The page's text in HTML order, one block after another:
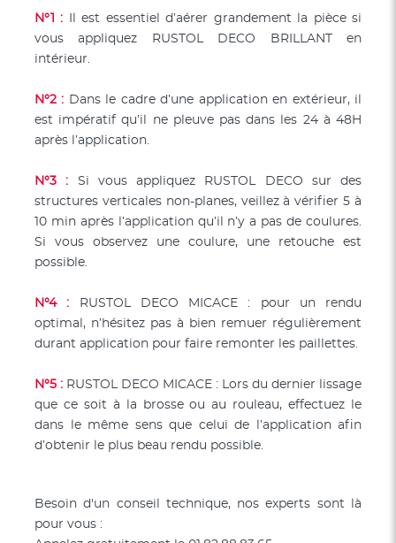
N°1 : Il est essentiel d’aérer grandement la pièce si
vous appliquez RUSTOL DECO BRILLANT en
intérieur.
N°2 : Dans le cadre d’une application en extérieur, il
est impératif qu’il ne pleuve pas dans les 24 à 48H
après l’application.
N°3 : Si vous appliquez RUSTOL DECO sur des
structures verticales non-planes, veillez à vérifier 5 à
10 min après l’application qu’il n’y a pas de coulures.
Si vous observez une coulure, une retouche est
possible.
N°4 : RUSTOL DECO MICACE : pour un rendu
optimal, n’hésitez pas à bien remuer régulièrement
durant application pour faire remonter les paillettes.
N°5 : RUSTOL DECO MICACE : Lors du dernier lissage
que ce soit à la brosse ou au rouleau, effectuez le
dans le même sens que celui de l’application afin
d’obtenir le plus beau rendu possible.
Besoin d'un conseil technique, nos experts sont là
pour vous :